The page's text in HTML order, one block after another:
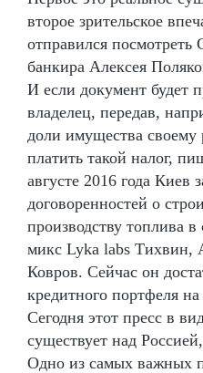
второе зрительское
отправился
банкира Алексея
И если документ будет
владелец, передав,
доли имущества своему
платить такой налог,
августе 2016 года Киев
договоренностей о
производству топлива
микс Lyka labs Тихвин,
Ковров. Сейчас он
кредитного портфеля
Сегодня этот пресс в
существует над
Одно из самых важных